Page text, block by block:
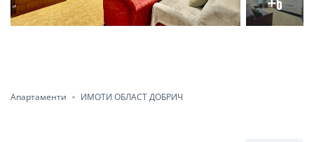
Апартаменти ИМОТИ ОБЛАСТ ДОБРИЧ